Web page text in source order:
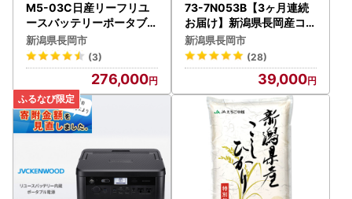
M5-03C日産リーフリユ
ースバッテリーポータブル
電源 IPB01G ソーラーパ
ネルセット 【KENWOOD
】【 FN-Limited-PR 】
新潟県長岡市
(3)
276,000
73-7N053B【3ヶ月連続
お届け】新潟県長岡産コシ
ヒカリ5kg
新潟県長岡市
(28)
39,000